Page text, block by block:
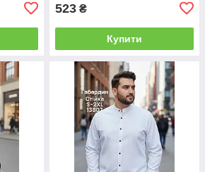
523 ₴
Купити